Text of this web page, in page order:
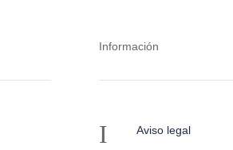
Información
I Aviso legal